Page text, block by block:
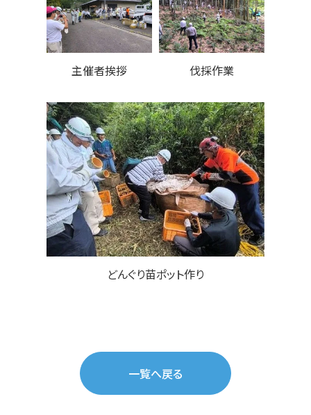
主催者挨拶 伐採作業
どんぐり苗ポット作り
一覧へ戻る